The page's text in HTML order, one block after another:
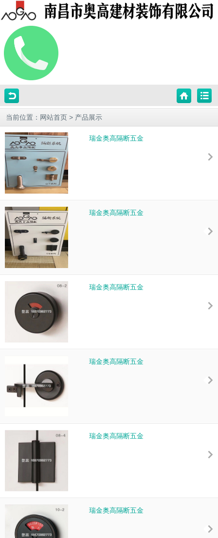
当前位置： 网站首页 > 产品展示
瑞金奥高隔断五金
瑞金奥高隔断五金
瑞金奥高隔断五金
瑞金奥高隔断五金
瑞金奥高隔断五金
瑞金奥高隔断五金